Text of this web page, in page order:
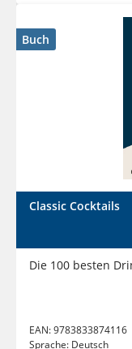
Buch
Classic Cocktails
Die 100 besten
EAN:9783833874116
Sprache: Deutsch